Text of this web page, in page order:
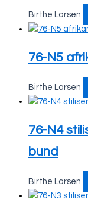
Birthe Larsen
76-N5
Birthe Larsen
76-N4
bund
Birthe Larsen